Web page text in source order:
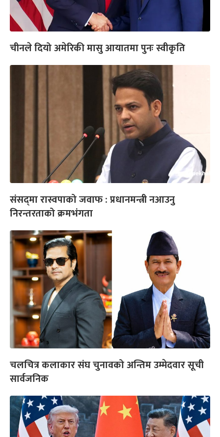
चीनले दियो अमेरिकी मासु आयातमा पुनः स्वीकृति
संसद्‌मा रास्वपाको जवाफ : प्रधानमन्त्री नआउनु
निरन्तरताको क्रमभंगता
चलचित्र कलाकार संघ चुनावको अन्तिम उम्मेदवार सूची
सार्वजनिक